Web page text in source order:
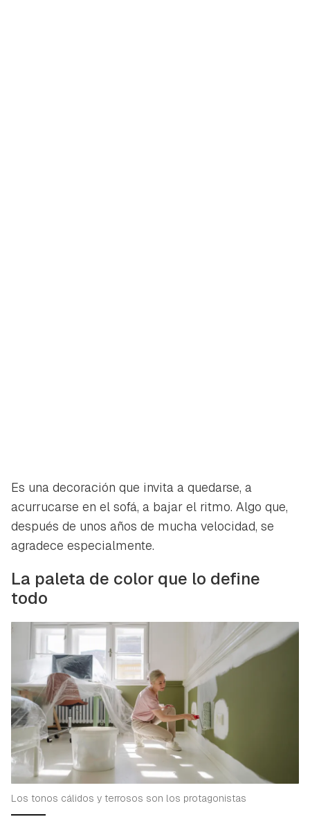
Es una decoración que invita a quedarse, a
acurrucarse en el sofá, a bajar el ritmo. Algo que,
después de unos años de mucha velocidad, se
agradece especialmente.
La paleta de color que lo define
todo
Los tonos cálidos y terrosos son los protagonistas